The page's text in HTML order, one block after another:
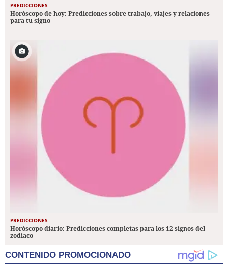
PREDICCIONES
Horóscopo de hoy: Predicciones sobre trabajo, viajes y relaciones
para tu signo
PREDICCIONES
Horóscopo diario: Predicciones completas para los 12 signos del
zodiaco
CONTENIDO PROMOCIONADO